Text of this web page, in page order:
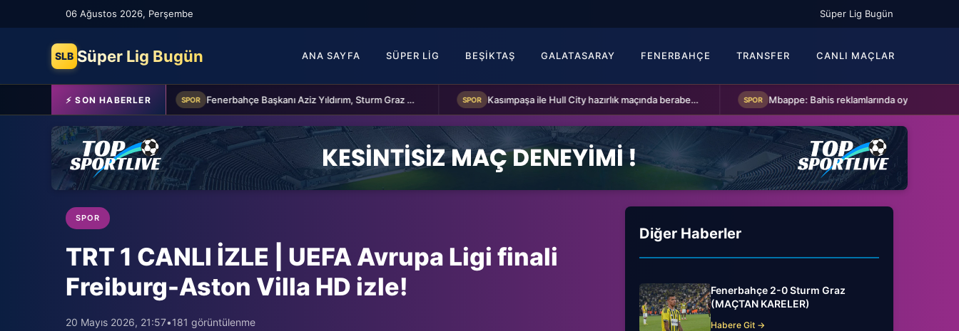
06 Ağustos 2026, Perşembe Süper Lig Bugün
SLB Süper Lig Bugün ANA SAYFA SÜPER LIG BEŞIKTAŞ GALATASARAY FENERBAHÇE TRANSFER CANLI MAÇLAR
⚡ SON HABERLER
Beşiktaş'a Youssouf Fofana transferinde müjdeli haber! SPOR Fenerbahçe Başkanı Aziz Yıldırım, Sturm Graz maçı öncesi takımı ziyaret etti Kasımpaşa ile Hull City hazırlık maçında berabere kaldı Mbappe: Bahis reklamlarında oynamam
SPOR
TRT 1 CANLI İZLE | UEFA Avrupa Ligi finali
Freiburg-Aston Villa HD izle!
20 Mayıs 2026, 21:57•181 görüntülenme
Diğer Haberler
Fenerbahçe 2-0 Sturm Graz
(MAÇTAN KARELER)
Habere Git →